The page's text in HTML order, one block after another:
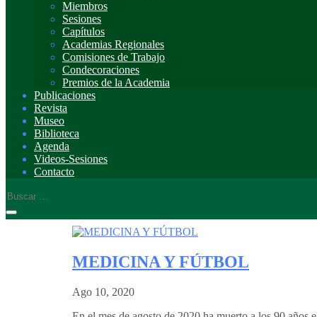
Miembros
Sesiones
Capítulos
Academias Regionales
Comisiones de Trabajo
Condecoraciones
Premios de la Academia
Publicaciones
Revista
Museo
Biblioteca
Agenda
Videos-Sesiones
Contacto
MEDICINA Y FÚTBOL
Ago 10, 2020